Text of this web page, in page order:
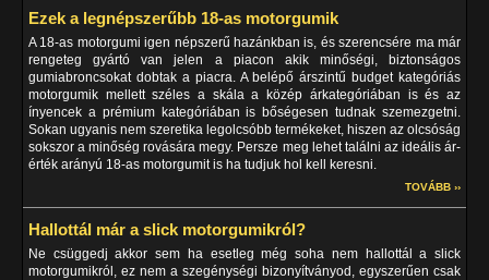
Ezek a legnépszerűbb 18-as motorgumik
A 18-as motorgumi igen népszerű hazánkban is, és szerencsére ma már
rengeteg gyártó van jelen a piacon akik minőségi, biztonságos
gumiabroncsokat dobtak a piacra. A belépő árszintű budget kategóriás
motorgumik mellett széles a skála a közép árkategóriában is és az
ínyencek a prémium kategóriában is bőségesen tudnak szemezgetni.
Sokan ugyanis nem szeretika legolcsóbb termékeket, hiszen az olcsóság
sokszor a minőség rovására megy. Persze meg lehet találni az ideális ár-
érték arányú 18-as motorgumit is ha tudjuk hol kell keresni.
TOVÁBB ››
Hallottál már a slick motorgumikról?
Ne csüggedj akkor sem ha esetleg még soha nem hallottál a slick
motorgumikról, ez nem a szegénységi bizonyítványod, egyszerűen csak